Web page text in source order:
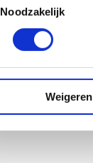
Noodzakelijk
Weigeren